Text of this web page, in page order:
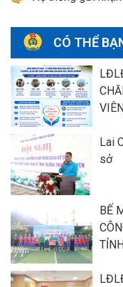
CÓ THỂ
Lai
sở
BẾ